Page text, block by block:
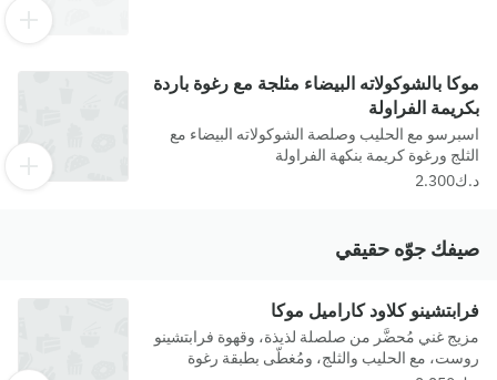
موكا بالشوكولاته البيضاء مثلجة مع رغوة باردة
بكريمة الفراولة
اسبرسو مع الحليب وصلصة الشوكولاته البيضاء مع
الثلج ورغوة كريمة بنكهة الفراولة
صيفك جوّه حقيقي
فرابتشينو كلاود كاراميل موكا
مزيج غني مُحضَّر من صلصلة لذيذة، وقهوة فرابتشينو
روست، مع الحليب والثلج، ومُغطّى بطبقة رغوة